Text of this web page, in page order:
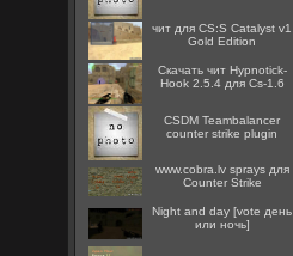
чит для CS:S Catalyst v1
Gold Edition
Скачать чит Hypnotick-
Hook 2.5.4 для Cs-1.6
CSDM Teambalancer
counter strike plugin
www.cobra.lv sprays для
Counter Strike
Night and day [vote день
или ночь]